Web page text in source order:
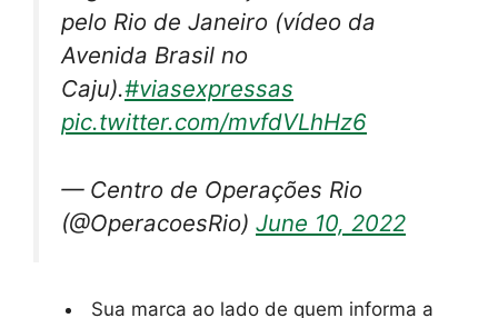
pelo Rio de Janeiro (vídeo da
Avenida Brasil no
Caju).#viasexpressas
pic.twitter.com/mvfdVLhHz6
— Centro de Operações Rio
(@OperacoesRio) June 10, 2022
Sua marca ao lado de quem informa a